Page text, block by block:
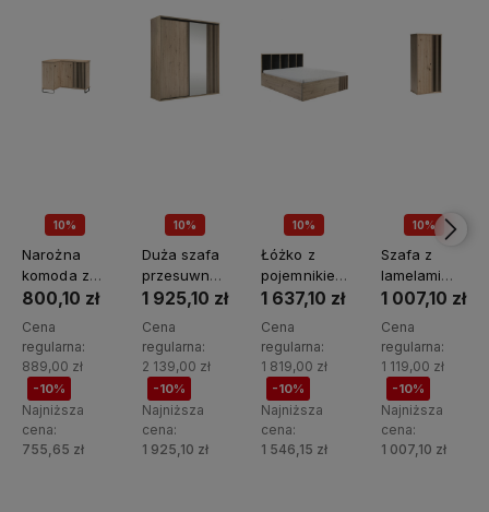
10%
PROMOCJA🖤
Narożna
komoda z
lamelami
800,10 zł
Cena
regularna:
889,00 zł
-10%
Najniższa
cena:
755,65 zł
10%
PROMOCJA🖤
Duża szafa
przesuwna
z lustrem i
Cali C-15
1 925,10 zł
Cena
regularna:
2 139,00 zł
-10%
Najniższa
cena:
1 925,10 zł
10%
PROMOCJA🖤
Łóżko z
pojemnikiem
na pościel
Cali C-16
1 637,10 zł
Cena
regularna:
1 819,00 zł
-10%
Najniższa
cena:
1 546,15 zł
10%
Szafa z
lamelami
Cali C-1
1 007,10 zł
Cena
regularna:
1 119,00 zł
-10%
Najniższa
cena:
1 007,10 zł